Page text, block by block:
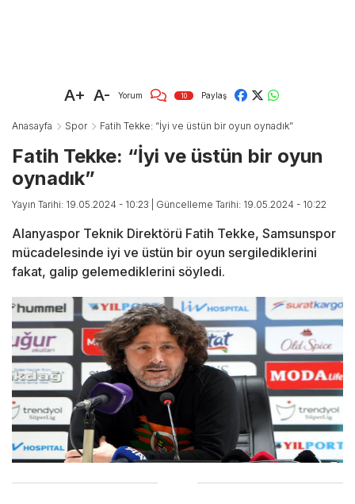
A+ A- Yorum 10 Paylaş
Anasayfa Spor Fatih Tekke: “İyi ve üstün bir oyun oynadık”
Fatih Tekke: “İyi ve üstün bir oyun
oynadık”
Yayın Tarihi: 19.05.2024 - 10:23 | Güncelleme Tarihi: 19.05.2024 - 10:22
Alanyaspor Teknik Direktörü Fatih Tekke, Samsunspor
mücadelesinde iyi ve üstün bir oyun sergilediklerini
fakat, galip gelemediklerini söyledi.